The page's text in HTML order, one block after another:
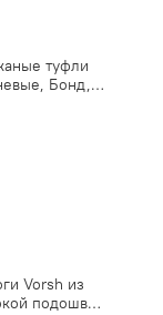
туфли
Бонд,
Vorsh из
подошве,